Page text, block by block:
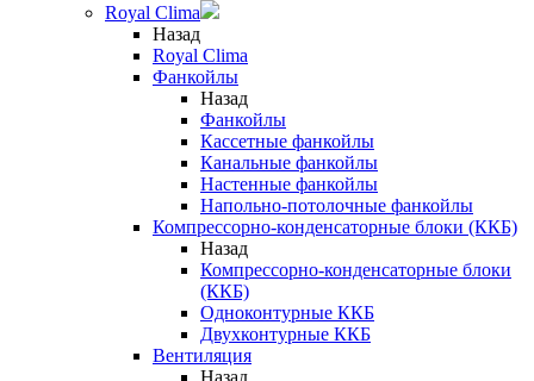
Royal Clima
Назад
Royal Clima
Фанкойлы
Назад
Фанкойлы
Кассетные фанкойлы
Канальные фанкойлы
Настенные фанкойлы
Напольно-потолочные фанкойлы
Компрессорно-конденсаторные блоки (ККБ)
Назад
Компрессорно-конденсаторные блоки
(ККБ)
Одноконтурные ККБ
Двухконтурные ККБ
Вентиляция
Назад